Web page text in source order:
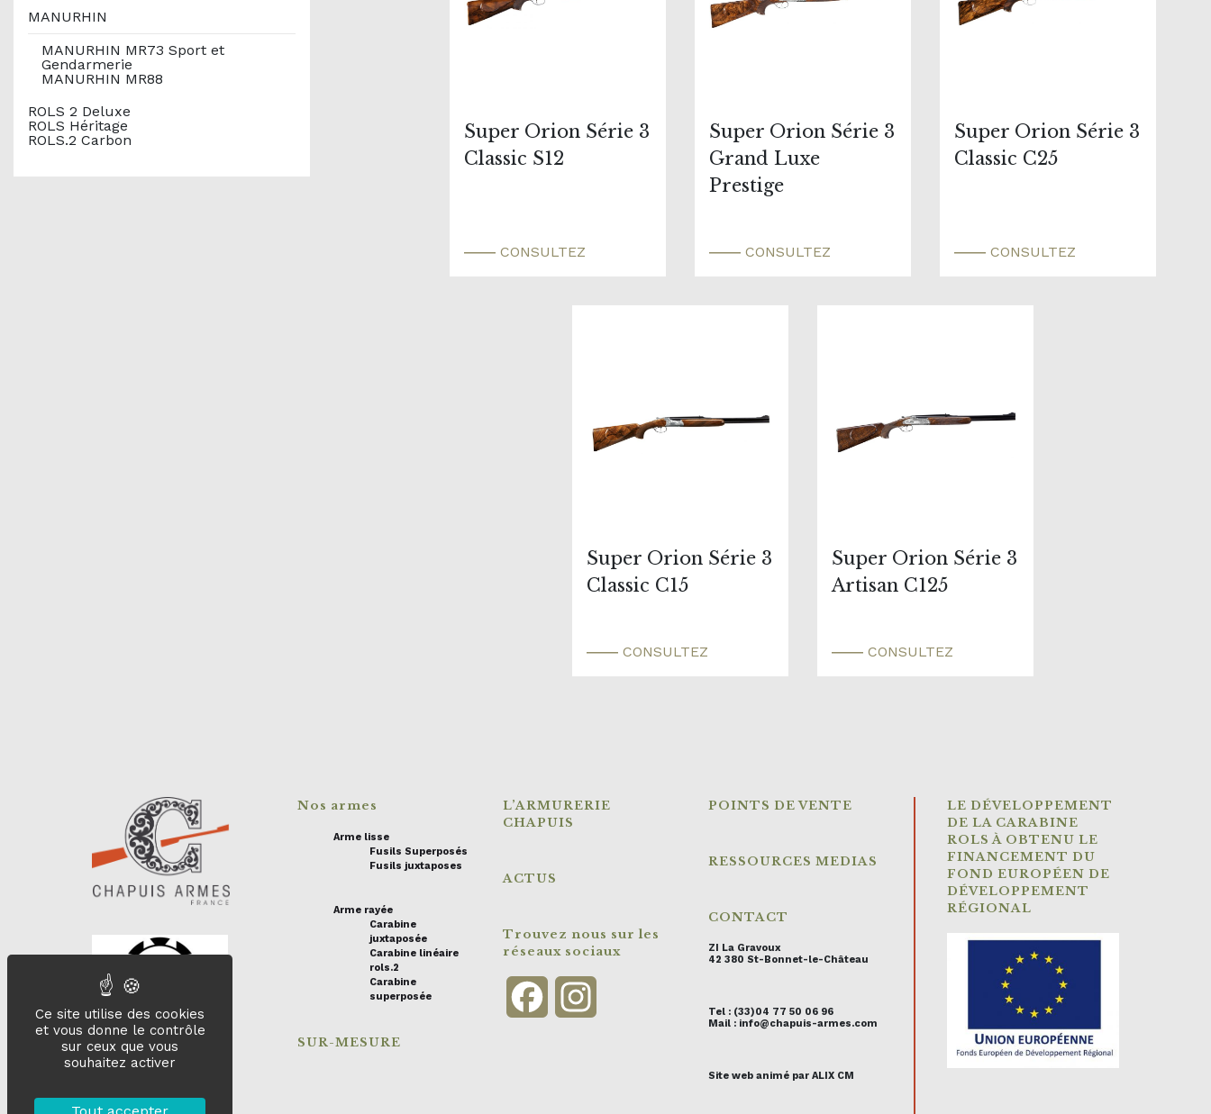
MANURHIN
MANURHIN MR73 Sport et
Gendarmerie
MANURHIN MR88
ROLS 2 Deluxe
ROLS Héritage
ROLS.2 Carbon
Super Orion Série 3
Classic S12
CONSULTEZ
Super Orion Série 3
Grand Luxe
Prestige
CONSULTEZ
Super Orion Série 3
Classic C25
CONSULTEZ
Super Orion Série 3
Classic C15
CONSULTEZ
Super Orion Série 3
Artisan C125
CONSULTEZ
Nos armes
Arme lisse
Fusils Superposés
Fusils juxtaposes
Arme rayée
Carabine
juxtaposée
Carabine linéaire
rols.2
Carabine
superposée
SUR-MESURE
L’ARMURERIE
CHAPUIS
ACTUS
Trouvez nous sur les
réseaux sociaux
Facebook
POINTS DE VENTE
RESSOURCES MEDIAS
CONTACT
ZI La Gravoux
42 380 St-Bonnet-le-Château
Tel : (33)04 77 50 06 96
Mail : info@chapuis-armes.com
Site web animé par ALIX CM
LE DÉVELOPPEMENT
DE LA CARABINE
ROLS À OBTENU LE
FINANCEMENT DU
FOND EUROPÉEN DE
DÉVELOPPEMENT
RÉGIONAL
Ce site utilise des cookies
et vous donne le contrôle
sur ceux que vous
souhaitez activer